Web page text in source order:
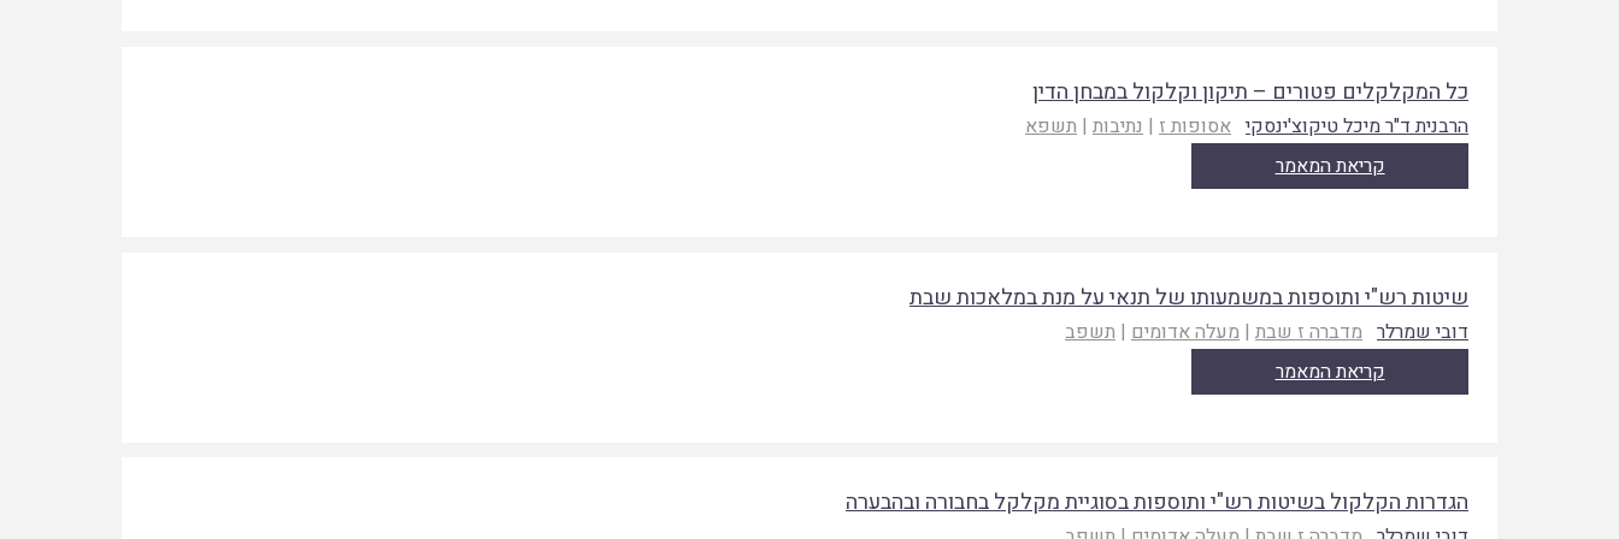
כל המקלקלים פטורים – תיקון וקלקול במבחן הדין
הרבנית ד"ר מיכל טיקוצ'ינסקי אסופות ז | נתיבות | תשפא
קריאת המאמר
שיטות רש"י ותוספות במשמעותו של תנאי על מנת במלאכות שבת
דובי שמרלר מדברה ז שבת | מעלה אדומים | תשפב
קריאת המאמר
הגדרות הקלקול בשיטות רש"י ותוספות בסוגיית מקלקל בחבורה ובהבערה